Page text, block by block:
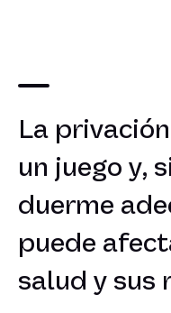
La
un juego y,
duerme
puede
salud y sus